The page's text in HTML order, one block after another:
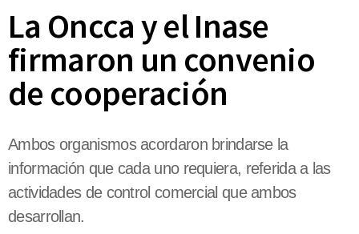
La Oncca y el Inase
firmaron un convenio
de cooperación
Ambos organismos acordaron brindarse la
información que cada uno requiera, referida a las
actividades de control comercial que ambos
desarrollan.